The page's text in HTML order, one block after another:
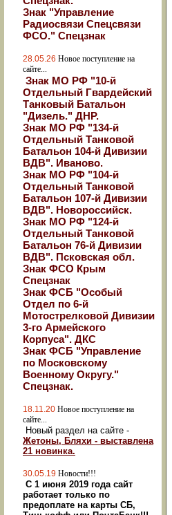
Знак "Управление
Радиосвязи Спецсвязи
ФСО." Спецзнак
28.05.26 Новое поступление на
сайте...
Знак МО РФ "10-й
Отдельный Гвардейский
Танковый Батальон
"Дизель." ДНР.
Знак МО РФ "134-й
Отдельный Танковой
Батальон 104-й Дивизии
ВДВ". Иваново.
Знак МО РФ "104-й
Отдельный Танковой
Батальон 107-й Дивизии
ВДВ". Новороссийск.
Знак МО РФ "124-й
Отдельный Танковой
Батальон 76-й Дивизии
ВДВ". Псковская обл.
Знак ФСО Крым
Спецзнак
Знак ФСБ "Особый
Отдел по 6-й
Мотострелковой Дивизии
3-го Армейского
Корпуса". ДКС
Знак ФСБ "Управление
по Московскому
Военному Округу."
Спецзнак.
18.11.20 Новое поступление на
сайте...
Новый раздел на сайте -
Жетоны, Бляхи - выставлена
21 новинка.
30.05.19 Новости!!!
С 1 июня 2019 года сайт
работает только по
предоплате на карты СБ,